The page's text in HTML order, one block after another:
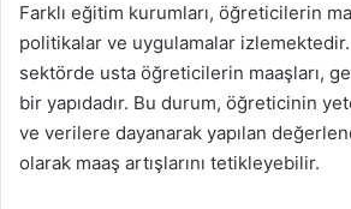
Farklı eğitim kurumları, öğreticilerin
politikalar ve uygulamalar
sektörde usta öğreticilerin maaşları,
bir yapıdadır. Bu durum, öğreticinin
ve verilere dayanarak yapılan
olarak maaş artışlarını tetikleyebilir.